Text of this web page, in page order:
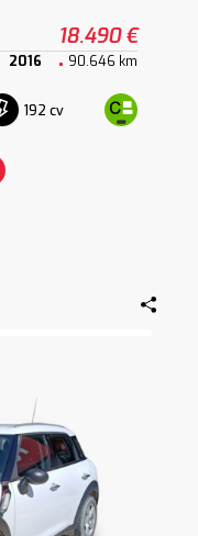
18.490 €
2016 90.646 km
192 cv